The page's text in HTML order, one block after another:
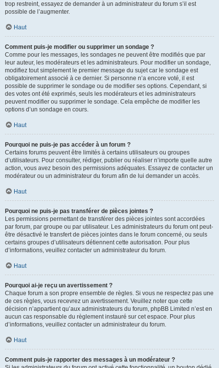
trop restreint, essayez de demander à un administrateur du forum s’il est
possible de l’augmenter.
Haut
Comment puis-je modifier ou supprimer un sondage ?
Comme pour les messages, les sondages ne peuvent être modifiés que par
leur auteur, les modérateurs et les administrateurs. Pour modifier un sondage,
modifiez tout simplement le premier message du sujet car le sondage est
obligatoirement associé à ce dernier. Si personne n’a encore voté, il est
possible de supprimer le sondage ou de modifier ses options. Cependant, si
des votes ont été exprimés, seuls les modérateurs et les administrateurs
peuvent modifier ou supprimer le sondage. Cela empêche de modifier les
options d’un sondage en cours.
Haut
Pourquoi ne puis-je pas accéder à un forum ?
Certains forums peuvent être limités à certains utilisateurs ou groupes
d’utilisateurs. Pour consulter, rédiger, publier ou réaliser n’importe quelle autre
action, vous avez besoin des permissions adéquates. Essayez de contacter un
modérateur ou un administrateur du forum afin de lui demander un accès.
Haut
Pourquoi ne puis-je pas transférer de pièces jointes ?
Les permissions permettant de transférer des pièces jointes sont accordées
par forum, par groupe ou par utilisateur. Les administrateurs du forum ont peut-
être désactivé le transfert de pièces jointes dans le forum concerné, ou seuls
certains groupes d’utilisateurs détiennent cette autorisation. Pour plus
d’informations, veuillez contacter un administrateur du forum.
Haut
Pourquoi ai-je reçu un avertissement ?
Chaque forum a son propre ensemble de règles. Si vous ne respectez pas une
de ces règles, vous recevrez un avertissement. Veuillez noter que cette
décision n’appartient qu’aux administrateurs du forum, phpBB Limited n’est en
aucun cas responsable du règlement instauré sur cet espace. Pour plus
d’informations, veuillez contacter un administrateur du forum.
Haut
Comment puis-je rapporter des messages à un modérateur ?